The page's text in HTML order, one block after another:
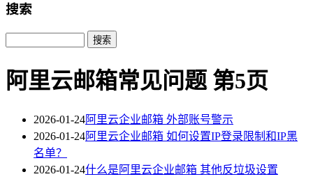
搜索
Search
阿里云邮箱常见问题 第5页
2026-01-24阿里云企业邮箱 外部账号警示
2026-01-24阿里云企业邮箱 如何设置IP登录限制和IP黑
名单？
2026-01-24什么是阿里云企业邮箱 其他反垃圾设置